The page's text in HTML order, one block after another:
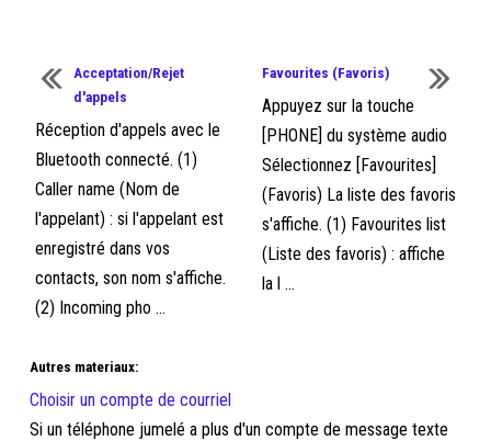
Acceptation/Rejet
d'appels
Réception d'appels avec le
Bluetooth connecté. (1)
Caller name (Nom de
l'appelant) : si l'appelant est
enregistré dans vos
contacts, son nom s'affiche.
(2) Incoming pho ...
Favourites (Favoris)
Appuyez sur la touche
[PHONE] du système audio
Sélectionnez [Favourites]
(Favoris) La liste des favoris
s'affiche. (1) Favourites list
(Liste des favoris) : affiche
la l ...
Autres materiaux:
Choisir un compte de courriel
Si un téléphone jumelé a plus d'un compte de message texte